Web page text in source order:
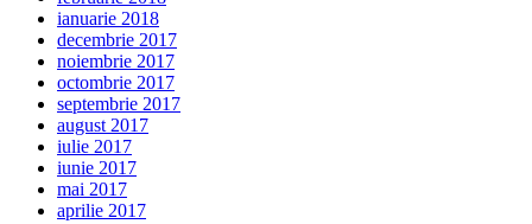
ianuarie 2018
decembrie 2017
noiembrie 2017
octombrie 2017
septembrie 2017
august 2017
iulie 2017
iunie 2017
mai 2017
aprilie 2017